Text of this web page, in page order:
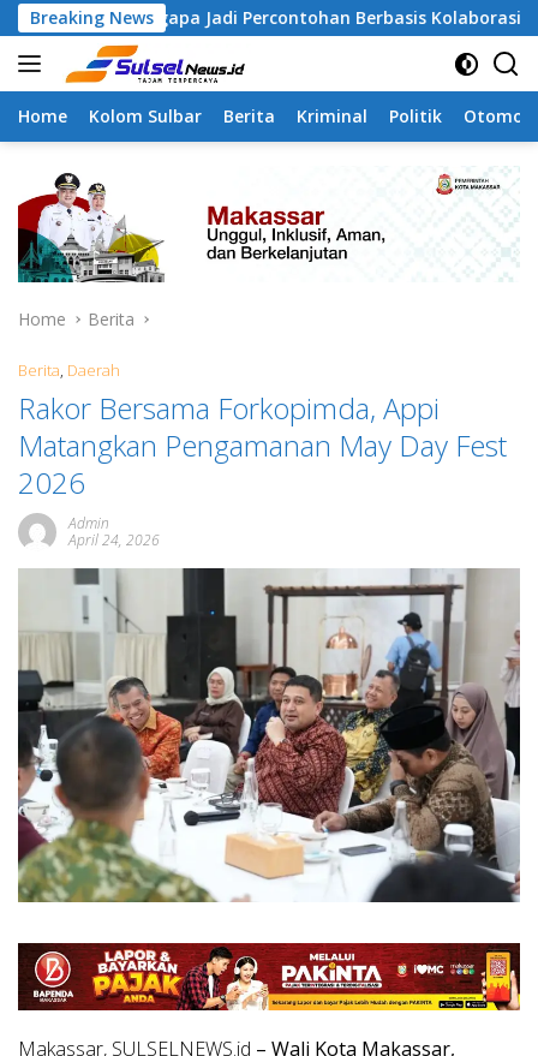
Skip
to
content
Breaking News
Jadi Percontohan Berbasis Kolaborasi Warga
Home Kolom Sulbar Berita Kriminal Politik
Home Berita
Berita, Daerah
Rakor Bersama Forkopimda, Appi
Matangkan Pengamanan May Day Fest
2026
Admin
April 24, 2026
Makassar, SULSELNEWS.id – Wali Kota Makassar,